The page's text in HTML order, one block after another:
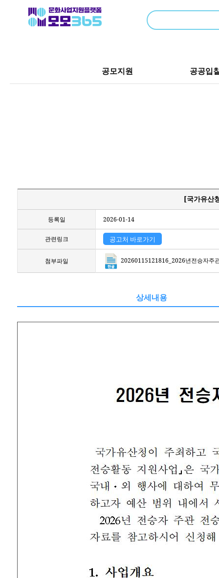
공모지원 공공입
[국가유산
등록일 2026-01-14
관련링크 공고처 바로가기
첨부파일 20260115121816_2026년전승자주
상세내용